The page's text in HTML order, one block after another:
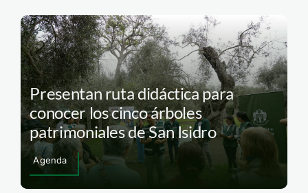
Presentan ruta didáctica para
conocer los cinco árboles
patrimoniales de San Isidro
Agenda